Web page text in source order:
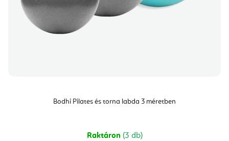
Bodhi Pilates és torna labda 3 méretben
Raktáron (3 db)